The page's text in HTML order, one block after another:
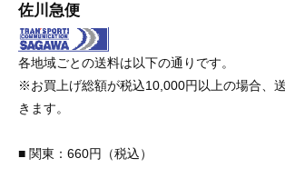
佐川急便
各地域ごとの送料は以下の通りです。
※お買上げ総額が税込10,000円以上の場合、
きます。
■ 関東：660円（税込）